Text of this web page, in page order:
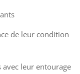
de leur condition
leur entourage